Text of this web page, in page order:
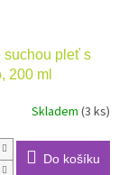
suchou pleť s
200 ml
Skladem (3 ks)
Do košíku